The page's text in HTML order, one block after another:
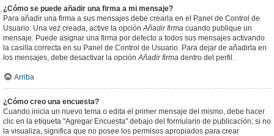
¿Cómo se puede añadir una firma a mi mensaje?
Para añadir una firma a sus mensajes debe crearla en el Panel de Control de
Usuario. Una vez creada, active la opciónAñadir firma cuando publique un
mensaje. Puede asignar una firma por defecto a todos sus mensajes activando
la casilla correcta en su Panel de Control de Usuario. Para dejar de añadirla en
los mensajes, debe desactivar la opciónAñadir firma dentro del perfil.
Arriba
¿Cómo creo una encuesta?
Cuando inicia un nuevo tema o edita el primer mensaje del mismo, debe hacer
clic en la etiqueta "Agregar Encuesta" debajo del formulario de publicación; si no
la visualiza, significa que no posee los permisos apropiados para crear